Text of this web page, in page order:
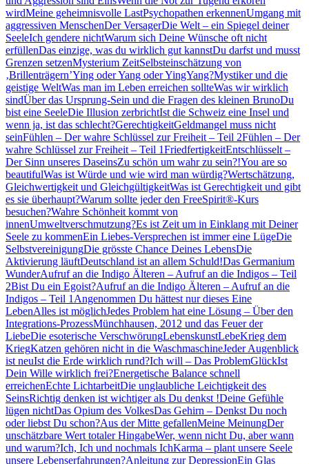
wirdMeine geheimnisvolle LastPsychopathen erkennenUmgang mit
aggressiven MenschenDer VersagerDie Welt – ein Spiegel deiner
SeeleIch gendere nichtWarum sich Deine Wünsche oft nicht
erfüllenDas einzige, was du wirklich gut kannstDu darfst und musst
Grenzen setzenMysterium ZeitSelbsteinschätzung von
‚Brillenträgern’Ying oder Yang oder YingYang?Mystiker und die
geistige WeltWas man im Leben erreichen sollteWas wir wirklich
sindÜber das Ursprung-Sein und die Fragen des kleinen BrunoDu
bist eine SeeleDie Illusion zerbrichtIst die Schweiz eine Insel und
wenn ja, ist das schlecht?GerechtigkeitGeldmangel muss nicht
seinFühlen – Der wahre Schlüssel zur Freiheit – Teil 2Fühlen – Der
wahre Schlüssel zur Freiheit – Teil 1FriedfertigkeitEntschlüsselt –
Der Sinn unseres DaseinsZu schön um wahr zu sein?!You are so
beautifulWas ist Würde und wie wird man würdig?Wertschätzung,
Gleichwertigkeit und GleichgültigkeitWas ist Gerechtigkeit und gibt
es sie überhaupt?Warum sollte jeder den FreeSpirit®-Kurs
besuchen?Wahre Schönheit kommt von
innenUmweltverschmutzung?Es ist Zeit um in Einklang mit Deiner
Seele zu kommenEin Liebes-Versprechen ist immer eine LügeDie
SelbstvereinigungDie grösste Chance Deines LebensDie
Aktivierung läuftDeutschland ist an allem Schuld!Das Germanium
WunderAufruf an die Indigo Älteren – Aufruf an die Indigos – Teil
2Bist Du ein Egoist?Aufruf an die Indigo Älteren – Aufruf an die
Indigos – Teil 1 Angenommen Du hättest nur dieses Eine
LebenAlles ist möglichJedes Problem hat eine Lösung – Über den
Integrations-ProzessMünchhausen, 2012 und das Feuer der
LiebeDie esoterische VerschwörungLebenskunstLebeKrieg dem
KriegKatzen gehören nicht in die WaschmaschineJeder Augenblick
ist neuIst die Erde wirklich rund?Ich will – Das ProblemGlückIst
Dein Wille wirklich frei?Energetische Balance schnell
erreichenEchte LichtarbeitDie unglaubliche Leichtigkeit des
SeinsRichtig denken ist wichtiger als Du denkst !Deine Gefühle
lügen nichtDas Opium des VolkesDas Gehirn – Denkst Du noch
oder liebst Du schon?Aus der Mitte gefallenMeine MeinungDer
unschätzbare Wert totaler HingabeWer, wenn nicht Du, aber wann
und warum?Ich, Ich und nochmals IchKarma – plant unsere Seele
unsere Lebenserfahrungen?Anleitung zur DepressionEin Glas